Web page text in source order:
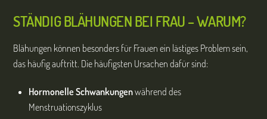
STÄNDIG BLÄHUNGEN BEI FRAU – WARUM?
Blähungen können besonders für Frauen ein lästiges Problem sein,
das häufig auftritt. Die häufigsten Ursachen dafür sind:
Hormonelle Schwankungenwährend des
Menstruationszyklus